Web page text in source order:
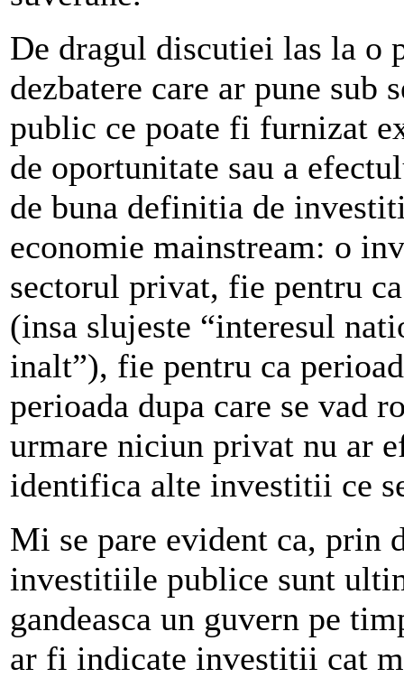
De dragul discutiei las la o
dezbatere care ar pune
public ce poate fi furnizat
de oportunitate sau a
de buna definitia de
economie mainstream: o
sectorul privat, fie pentru
(insa slujeste “interesul
inalt”), fie pentru ca
perioada dupa care se vad
urmare niciun privat nu ar
identifica alte investitii ce
Mi se pare evident ca, prin
investitiile publice sunt
gandeasca un guvern pe
ar fi indicate investitii cat